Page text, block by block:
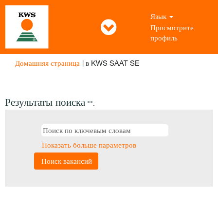
Язык
Просмотрите
профиль
Домашняя страница | в KWS SAAT SE(текущая
Результаты поиска "".
Показать больше параметров